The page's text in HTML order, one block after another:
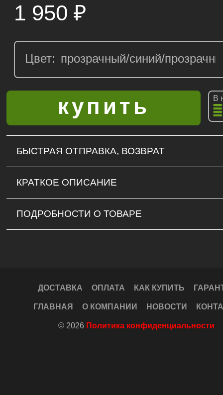
1 950 ₽
Цвет:
В
БЫСТРАЯ ОТПРАВКА, ВОЗВРАТ
КРАТКОЕ ОПИСАНИЕ
ПОДРОБНОСТИ О ТОВАРЕ
ДОСТАВКА ОПЛАТА КАК КУПИТЬ
ГЛАВНАЯ О КОМПАНИИ НОВОСТИ
© 2026 Политика конфиденциальности